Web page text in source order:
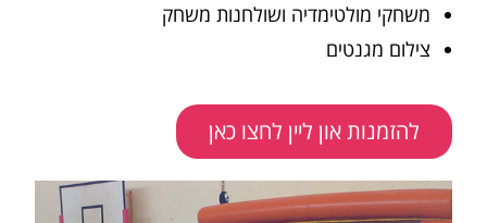
משחקי מולטימדיה ושולחנות משחק
צילום מגנטים
להזמנות און ליין לחצו כאן